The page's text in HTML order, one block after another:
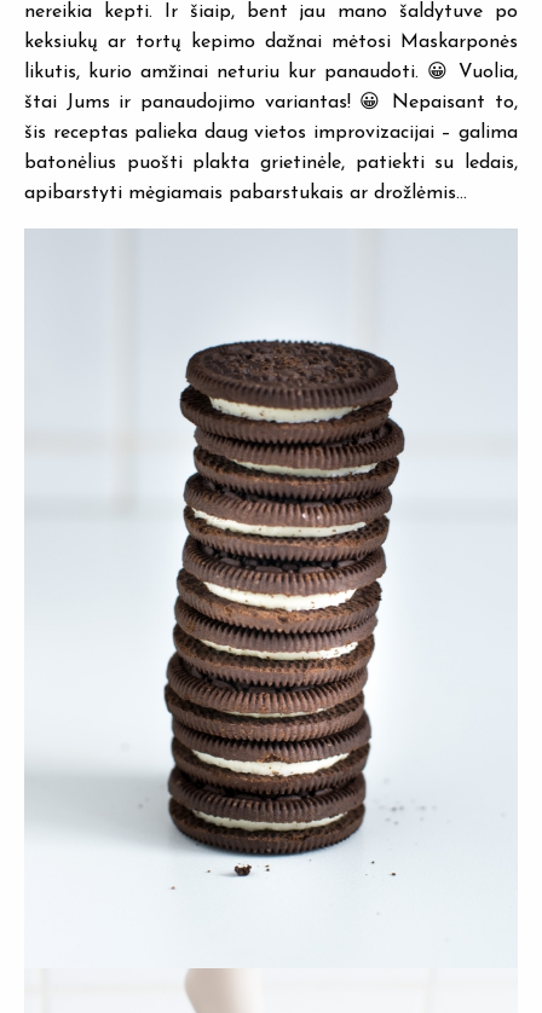
nereikia kepti. Ir šiaip, bent jau mano šaldytuve po
keksiukų ar tortų kepimo dažnai mėtosi Maskarponės
likutis, kurio amžinai neturiu kur panaudoti. 😀 Vuolia,
štai Jums ir panaudojimo variantas! 😀 Nepaisant to,
šis receptas palieka daug vietos improvizacijai – galima
batonėlius puošti plakta grietinėle, patiekti su ledais,
apibarstyti mėgiamais pabarstukais ar drožlėmis…